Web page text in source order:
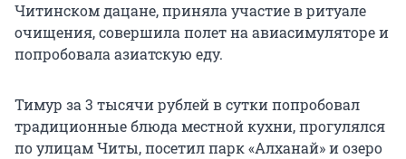
Читинском дацане, приняла участие в ритуале
очищения, совершила полет на авиасимуляторе и
попробовала азиатскую еду.
Тимур за 3 тысячи рублей в сутки попробовал
традиционные блюда местной кухни, прогулялся
по улицам Читы, посетил парк «Алханай» и озеро